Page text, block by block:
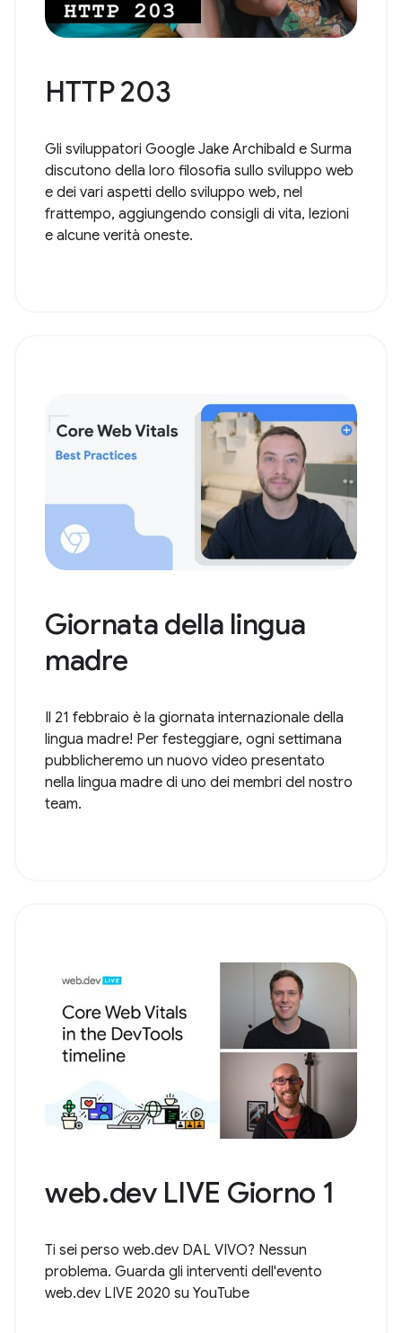
HTTP 203
Gli sviluppatori Google Jake Archibald e Surma
discutono della loro filosofia sullo sviluppo web
e dei vari aspetti dello sviluppo web, nel
frattempo, aggiungendo consigli di vita, lezioni
e alcune verità oneste.
Giornata della lingua
madre
Il 21 febbraio è la giornata internazionale della
lingua madre! Per festeggiare, ogni settimana
pubblicheremo un nuovo video presentato
nella lingua madre di uno dei membri del nostro
team.
web.dev LIVE Giorno 1
Ti sei perso web.dev DAL VIVO? Nessun
problema. Guarda gli interventi dell'evento
web.dev LIVE 2020 su YouTube